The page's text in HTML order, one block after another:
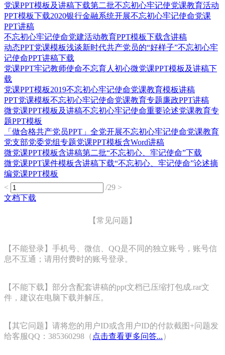
党课PPT模板及讲稿下载第二批不忘初心牢记使党课教育活动
PPT模板下载2020银行金融系统开展不忘初心牢记使命党课
PPT讲稿
不忘初心牢记使命党建活动教育PPT模板下载含讲稿
动态PPT党课模板浅谈新时代共产党员的“好样子”不忘初心牢
记使命PPT讲稿下载
党课PPT牢记教师使命不忘育人初心微党课PPT模板及讲稿下
载
党课PPT模板2019不忘初心牢记使命党课教育模板讲稿
PPT党课模板不忘初心牢记使命党课教育专题廉政PPT讲稿
微党课PPT模板及讲稿不忘初心牢记使命重要论述党课教育专
题PPT模板
「做合格共产党员PPT」全党开展不忘初心牢记使命党课教育
党支部党委党组专题党课PPT模板含Word讲稿
微党课PPT模板含讲稿第二批“不忘初心、牢记使命”下载
微党课PPT课件模板含讲稿下载“不忘初心、牢记使命”论述摘
编党课PPT模板
<
/29 >
文档下载
【常见问题】
【不能登录】手机号、微信、QQ是不同的独立账号，账号信
息不互通；请用付费时的账号登录。
【不能下载】部分含配套讲稿的ppt文档已压缩打包成.rar文
件，建议在电脑下载并解压。
【其它问题】请将您的用户ID或含用户ID的付款截图+问题发
给客服QQ：385360298（ 点击查看更多问答...）